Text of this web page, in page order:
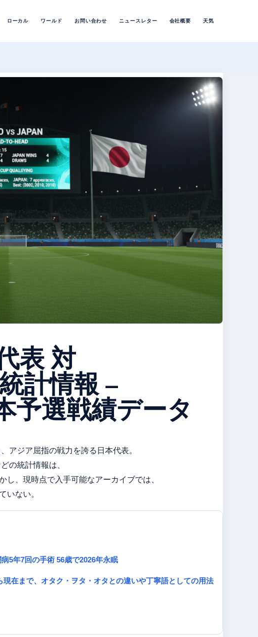
ローカル ワールド お問い合わせ ニュースレター 会社概要 天気
表 対
計情報 –
予選戦績データ
アジア屈指の戦力を誇る日本代表。
の統計情報は、
、現時点で入手可能なアーカイブでは、
ない。
5年7回の手術 56歳で2026年永眠
在まで、オタク・ヲタ・オタとの違いや丁寧語としての用法